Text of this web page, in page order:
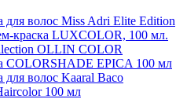
для волос Miss Adri Elite Edition
краска LUXCOLOR, 100 мл.
OLLIN COLOR
COLORSHADE EPICA 100 мл
для волос Kaaral Baco
100 мл